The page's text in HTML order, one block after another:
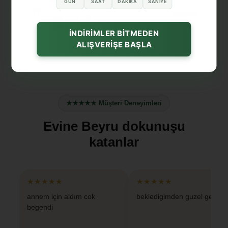
2500₺üzeri%15
üzeri %30
★★★★★ Müşteri Deneyimleri
Evine Beyru dokunuşu
katanlar
★★★★★
annem için aldım cok
begendi
★★★★★
bekledigimden guzel geldi
İNDİRİMLER BİTMEDEN
ALIŞVERİŞE BAŞLA